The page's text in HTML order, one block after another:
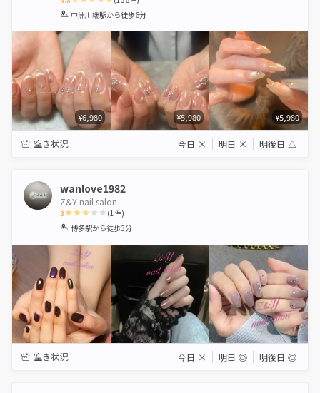
1 2 3 4 5
中洲川端駅から徒歩6分
¥6,980 ¥5,980 ¥5,980
空き状況 今日 × 明日 × 明後日 △
wanlove1982
Z&Y nail salon
3
1 2 3 4 5
(1件)
博多駅から徒歩3分
空き状況 今日 × 明日 ◎ 明後日 ◎